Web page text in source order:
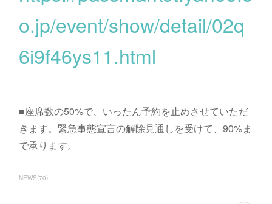
o.jp/event/show/detail/02q
6i9f46ys11.html
■座席数の50%で、いったん予約を止めさせていただ
きます。緊急事態宣言の解除見通しを受けて、90%ま
で承ります。
NEWS(70)